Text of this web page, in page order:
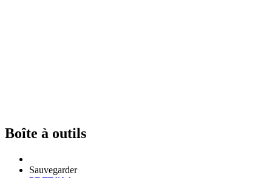
Boîte à outils
Sauvegarder